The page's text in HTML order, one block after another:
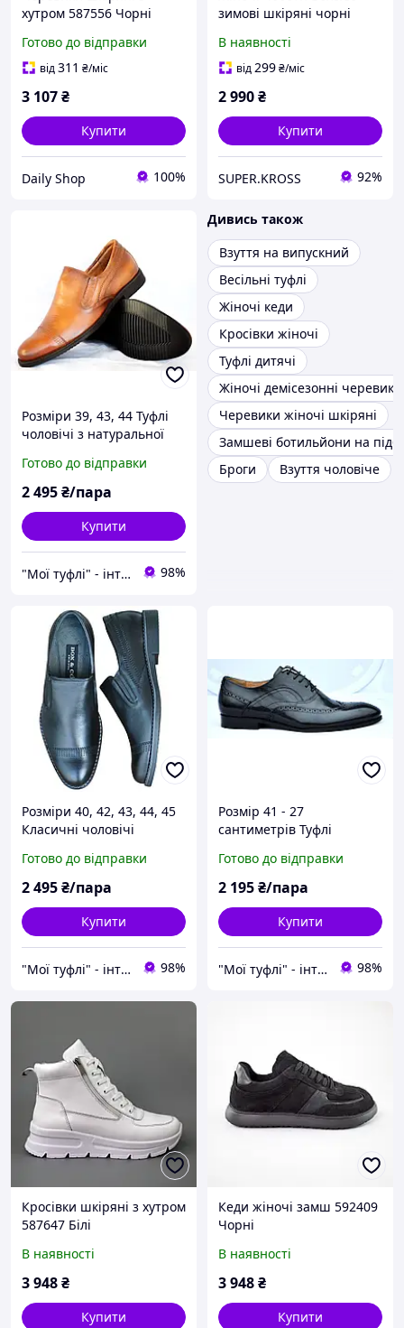
хутром 587556 Чорні
Готово до відправки
від311 ₴/міс
3 107₴
Купити
Daily Shop 100%
зимові шкіряні чорні
В наявності
від299₴/міс
2 990₴
Купити
SUPER.KROSS 92%
Розміри 39, 43, 44 Туфлі
чоловічі з натуральної
руді Box 17057
Готово до відправки
2 495₴/пара
Купити
"Мої туфлі" - інтернет магазин взуття на всі випадки життя. 98%
Дивись також
Взуття на випускний
Весільні туфлі
Жіночі кеди
Кросівки жіночі
Туфлі дитячі
Жіночі демісезонні черевики
Черевики жіночі шкіряні
Замшеві ботильйони на
Броги
Взуття чоловіче
Розміри 40, 42, 43, 44, 45
Класичні чоловічі
повнорозмірні, легкі та
зручні
Готово до відправки
2 495₴/пара
Купити
"Мої туфлі" - інтернет магазин взуття на всі випадки життя. 98%
Розмір 41 - 27
сантиметрів Туфлі
натуральної шкіри, чорні
Jiansan W001
Готово до відправки
2 195₴/пара
Купити
"Мої туфлі" - інтернет магазин взуття на всі випадки життя. 98%
Кросівки шкіряні з хутром
587647 Білі
В наявності
3 948₴
Купити
Кеди жіночі замш 592409
Чорні
В наявності
3 948₴
Купити